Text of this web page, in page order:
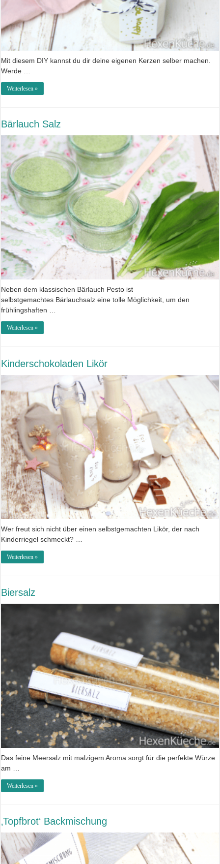
Mit diesem DIY kannst du dir deine eigenen Kerzen selber machen.
Werde …
Weiterlesen »
Bärlauch Salz
Neben dem klassischen Bärlauch Pesto ist
selbstgemachtes Bärlauchsalz eine tolle Möglichkeit, um den
frühlingshaften …
Weiterlesen »
Kinderschokoladen Likör
Wer freut sich nicht über einen selbstgemachten Likör, der nach
Kinderriegel schmeckt? …
Weiterlesen »
Biersalz
Das feine Meersalz mit malzigem Aroma sorgt für die perfekte Würze
am …
Weiterlesen »
‚Topfbrot‘ Backmischung